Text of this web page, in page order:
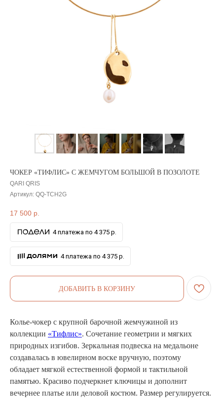
ЧОКЕР «ТИФЛИС» С ЖЕМЧУГОМ БОЛЬШОЙ В ПОЗОЛОТЕ
QARI QRIS
Артикул: QQ-TCH2G
17 500 р.
4 платежа по 4 375 р.
4 платежа по 4 375 р.
ДОБАВИТЬ В КОРЗИНУ
Колье-чокер с крупной барочной жемчужиной из
коллекции «Тифлис». Сочетание геометрии и мягких
природных изгибов. Зеркальная подвеска на медальоне
создавалась в ювелирном воске вручную, поэтому
обладает мягкой естественной формой и тактильной
памятью. Красиво подчеркнет ключицы и дополнит
вечернее платье или деловой костюм. Размер регулируется.